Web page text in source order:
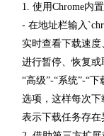
1. 使用Chrome内
- 在地址栏输入
实时查看下载速
进行暂停、恢复或
“高级”-“系统”-“
选项，这样每次
表示下载任务存在